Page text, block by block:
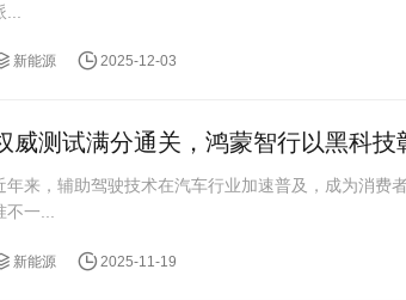
新能源 2025-12-03
威测试满分通关，鸿蒙智行以黑科技
年来，辅助驾驶技术在汽车行业加速普及，成为消费
不一...
新能源 2025-11-19